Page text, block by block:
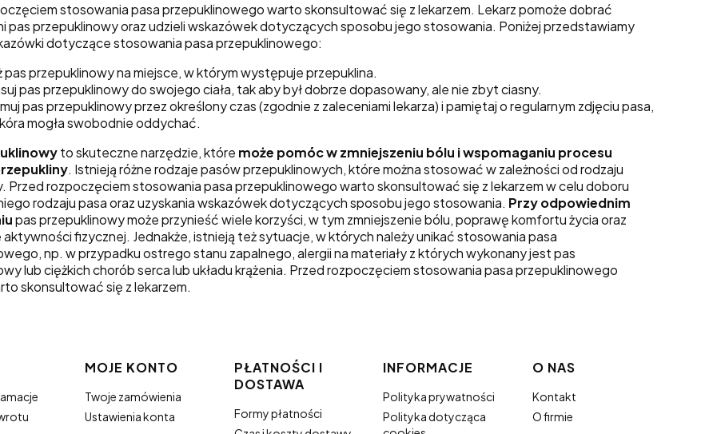
stosowania pasa przepuklinowego warto skonsultować się z lekarzem. Lekarz pomoże dobrać
pas przepuklinowy oraz udzieli wskazówek dotyczących sposobu jego stosowania. Poniżej przedstawiamy
dotyczące stosowania pasa przepuklinowego:
pas przepuklinowy na miejsce, w którym występuje przepuklina.
pas przepuklinowy do swojego ciała, tak aby był dobrze dopasowany, ale nie zbyt ciasny.
pas przepuklinowy przez określony czas (zgodnie z zaleceniami lekarza) i pamiętaj o regularnym zdjęciu pasa,
mogła swobodnie oddychać.
to skuteczne narzędzie, które może pomóc w zmniejszeniu bólu i wspomaganiu procesu
. Istnieją różne rodzaje pasów przepuklinowych, które można stosować w zależności od rodzaju
Przed rozpoczęciem stosowania pasa przepuklinowego warto skonsultować się z lekarzem w celu doboru
rodzaju pasa oraz uzyskania wskazówek dotyczących sposobu jego stosowania. Przy odpowiednim
pas przepuklinowy może przynieść wiele korzyści, w tym zmniejszenie bólu, poprawę komfortu życia oraz
fizycznej. Jednakże, istnieją też sytuacje, w których należy unikać stosowania pasa
np. w przypadku ostrego stanu zapalnego, alergii na materiały z których wykonany jest pas
lub ciężkich chorób serca lub układu krążenia. Przed rozpoczęciem stosowania pasa przepuklinowego
skonsultować się z lekarzem.
MOJE KONTO
Twoje zamówienia
Ustawienia konta
PŁATNOŚCI I
DOSTAWA
Formy płatności
INFORMACJE
Polityka prywatności
Polityka dotycząca
O NAS
Kontakt
O firmie